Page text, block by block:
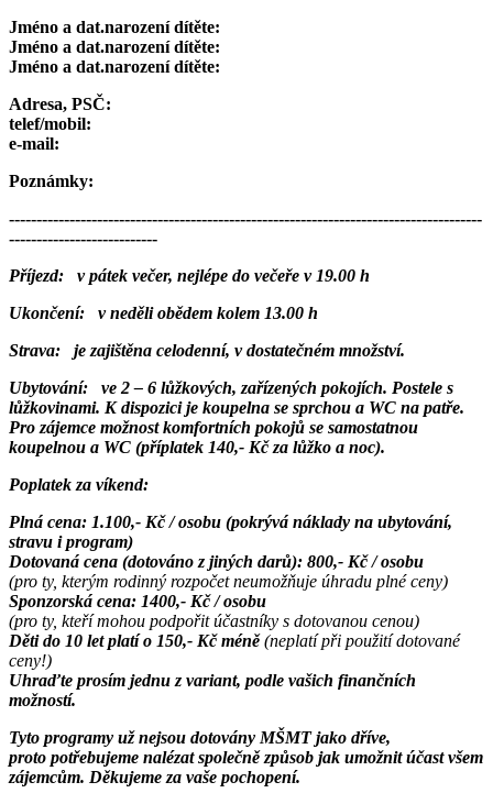
Jméno a dat.narození dítěte:
Jméno a dat.narození dítěte:
Jméno a dat.narození dítěte:
Adresa, PSČ:
telef/mobil:
e-mail:
Poznámky:
--------------------------------------------------------------------------------------
---------------------------
Příjezd: v pátek večer, nejlépe do večeře v 19.00 h
Ukončení: v neděli obědem kolem 13.00 h
Strava:
je zajištěna celodenní, v dostatečném množství.
Ubytování:
ve 2 – 6 lůžkových, zařízených pokojích. Postele s
lůžkovinami. K dispozici je koupelna se sprchou a WC na patře.
Pro zájemce možnost komfortních pokojů se samostatnou
koupelnou a WC (příplatek 140,- Kč za lůžko a noc).
Poplatek za víkend:
Plná cena: 1.100,- Kč /osobu (pokrývá náklady na ubytování,
stravu i program)
Dotovaná cena (dotováno z jiných darů): 800,- Kč / osobu
(pro ty, kterým rodinný rozpočet neumožňuje úhradu plné ceny)
Sponzorská cena: 1400,- Kč / osobu
(pro ty, kteří mohou podpořit účastníky s dotovanou cenou)
Děti do 10 let platí o 150,- Kč méně(neplatí při použití dotované
ceny!)
Uhraďte prosím jednu z variant, podle vašich finančních
možností.
Tyto programy už nejsou dotovány MŠMT jako dříve,
proto potřebujeme nalézat společně způsob jak umožnit účast všem
zájemcům. Děkujeme za vaše pochopení.